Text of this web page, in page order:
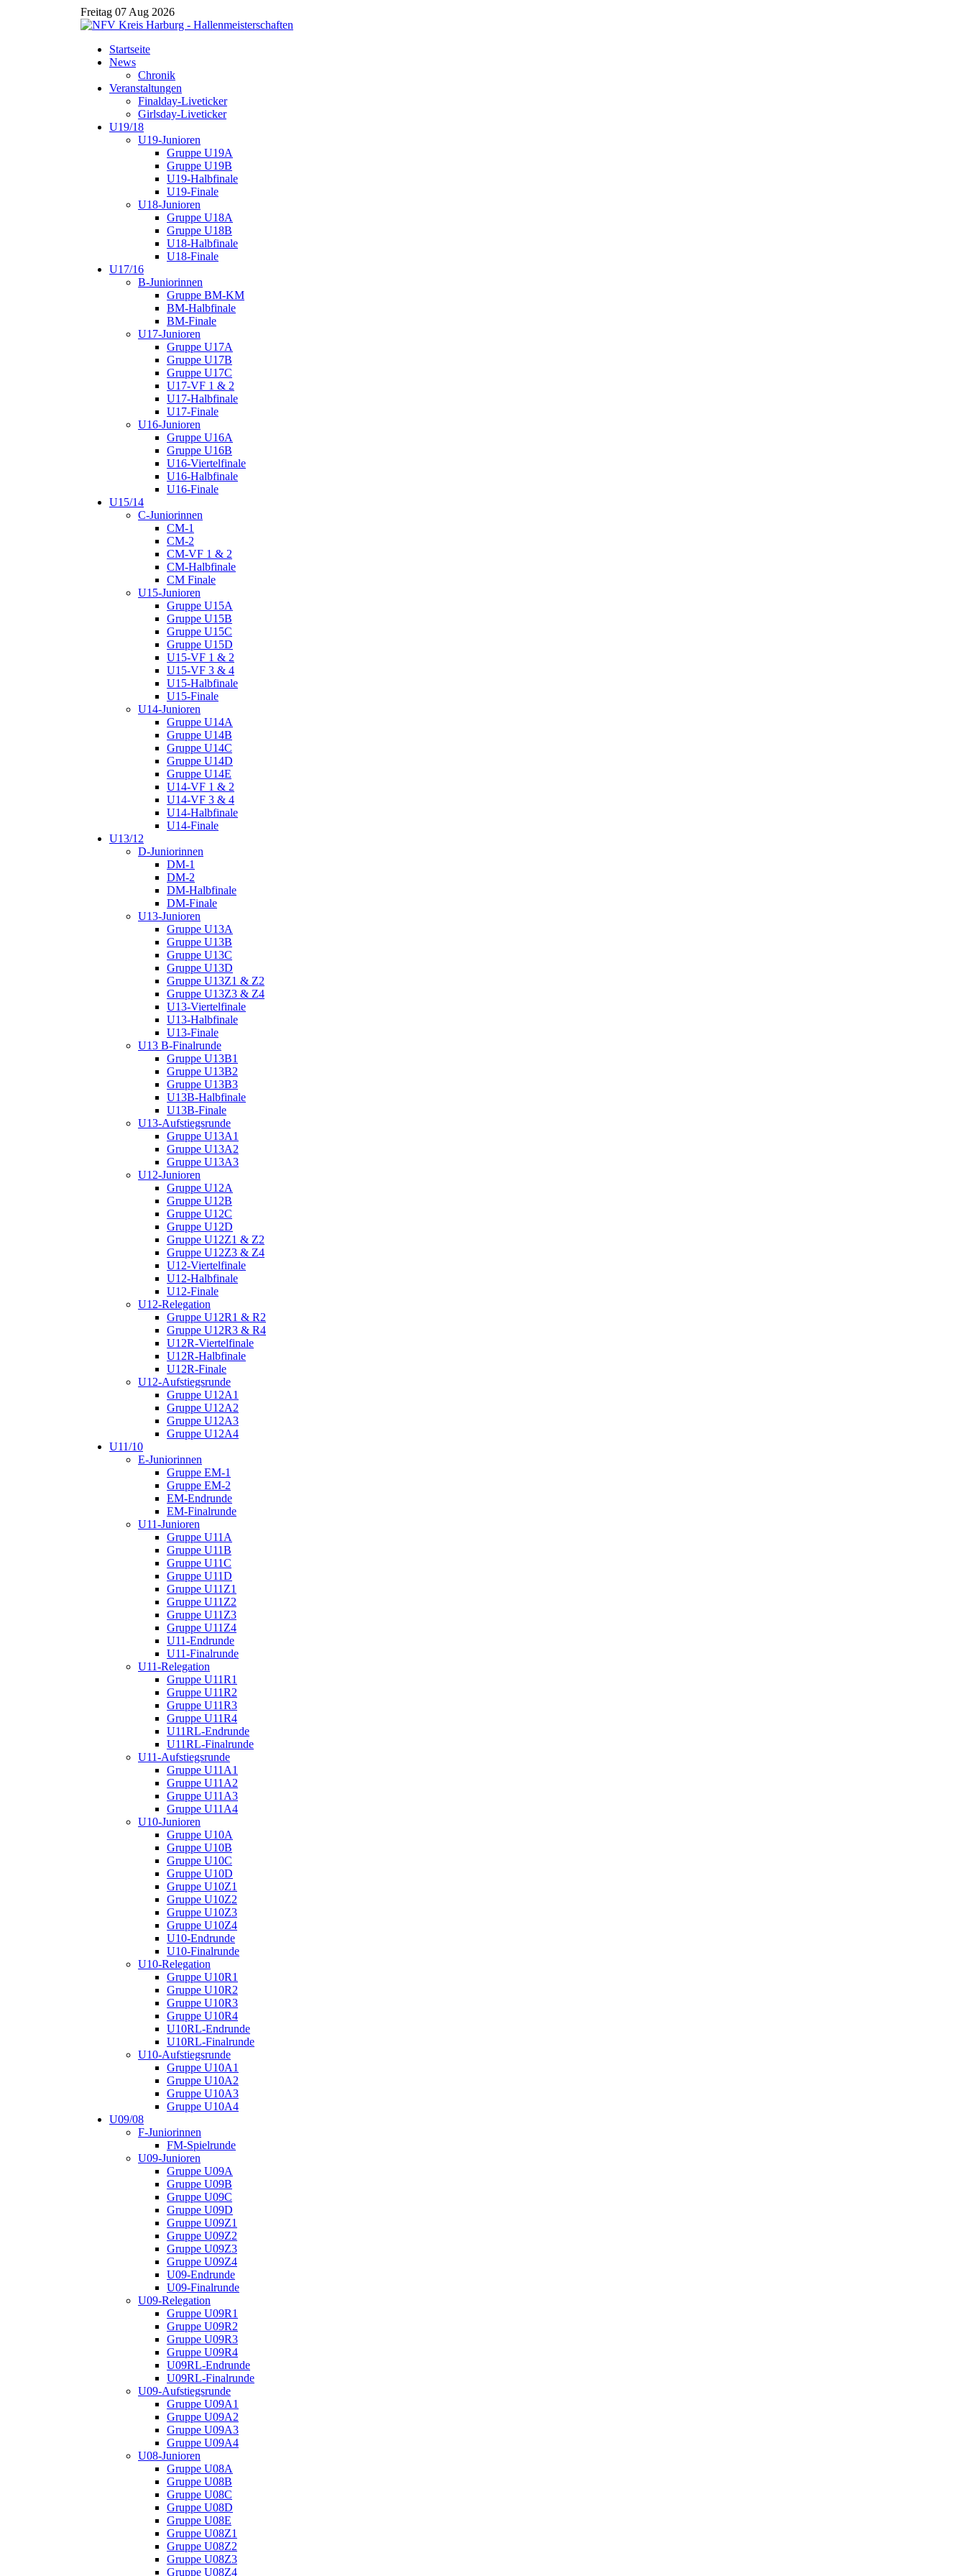
Freitag 07 Aug 2026
Startseite
News
Chronik
Veranstaltungen
Finalday-Liveticker
Girlsday-Liveticker
U19/18
U19-Junioren
Gruppe U19A
Gruppe U19B
U19-Halbfinale
U19-Finale
U18-Junioren
Gruppe U18A
Gruppe U18B
U18-Halbfinale
U18-Finale
U17/16
B-Juniorinnen
Gruppe BM-KM
BM-Halbfinale
BM-Finale
U17-Junioren
Gruppe U17A
Gruppe U17B
Gruppe U17C
U17-VF 1 & 2
U17-Halbfinale
U17-Finale
U16-Junioren
Gruppe U16A
Gruppe U16B
U16-Viertelfinale
U16-Halbfinale
U16-Finale
U15/14
C-Juniorinnen
CM-1
CM-2
CM-VF 1 & 2
CM-Halbfinale
CM Finale
U15-Junioren
Gruppe U15A
Gruppe U15B
Gruppe U15C
Gruppe U15D
U15-VF 1 & 2
U15-VF 3 & 4
U15-Halbfinale
U15-Finale
U14-Junioren
Gruppe U14A
Gruppe U14B
Gruppe U14C
Gruppe U14D
Gruppe U14E
U14-VF 1 & 2
U14-VF 3 & 4
U14-Halbfinale
U14-Finale
U13/12
D-Juniorinnen
DM-1
DM-2
DM-Halbfinale
DM-Finale
U13-Junioren
Gruppe U13A
Gruppe U13B
Gruppe U13C
Gruppe U13D
Gruppe U13Z1 & Z2
Gruppe U13Z3 & Z4
U13-Viertelfinale
U13-Halbfinale
U13-Finale
U13 B-Finalrunde
Gruppe U13B1
Gruppe U13B2
Gruppe U13B3
U13B-Halbfinale
U13B-Finale
U13-Aufstiegsrunde
Gruppe U13A1
Gruppe U13A2
Gruppe U13A3
U12-Junioren
Gruppe U12A
Gruppe U12B
Gruppe U12C
Gruppe U12D
Gruppe U12Z1 & Z2
Gruppe U12Z3 & Z4
U12-Viertelfinale
U12-Halbfinale
U12-Finale
U12-Relegation
Gruppe U12R1 & R2
Gruppe U12R3 & R4
U12R-Viertelfinale
U12R-Halbfinale
U12R-Finale
U12-Aufstiegsrunde
Gruppe U12A1
Gruppe U12A2
Gruppe U12A3
Gruppe U12A4
U11/10
E-Juniorinnen
Gruppe EM-1
Gruppe EM-2
EM-Endrunde
EM-Finalrunde
U11-Junioren
Gruppe U11A
Gruppe U11B
Gruppe U11C
Gruppe U11D
Gruppe U11Z1
Gruppe U11Z2
Gruppe U11Z3
Gruppe U11Z4
U11-Endrunde
U11-Finalrunde
U11-Relegation
Gruppe U11R1
Gruppe U11R2
Gruppe U11R3
Gruppe U11R4
U11RL-Endrunde
U11RL-Finalrunde
U11-Aufstiegsrunde
Gruppe U11A1
Gruppe U11A2
Gruppe U11A3
Gruppe U11A4
U10-Junioren
Gruppe U10A
Gruppe U10B
Gruppe U10C
Gruppe U10D
Gruppe U10Z1
Gruppe U10Z2
Gruppe U10Z3
Gruppe U10Z4
U10-Endrunde
U10-Finalrunde
U10-Relegation
Gruppe U10R1
Gruppe U10R2
Gruppe U10R3
Gruppe U10R4
U10RL-Endrunde
U10RL-Finalrunde
U10-Aufstiegsrunde
Gruppe U10A1
Gruppe U10A2
Gruppe U10A3
Gruppe U10A4
U09/08
F-Juniorinnen
FM-Spielrunde
U09-Junioren
Gruppe U09A
Gruppe U09B
Gruppe U09C
Gruppe U09D
Gruppe U09Z1
Gruppe U09Z2
Gruppe U09Z3
Gruppe U09Z4
U09-Endrunde
U09-Finalrunde
U09-Relegation
Gruppe U09R1
Gruppe U09R2
Gruppe U09R3
Gruppe U09R4
U09RL-Endrunde
U09RL-Finalrunde
U09-Aufstiegsrunde
Gruppe U09A1
Gruppe U09A2
Gruppe U09A3
Gruppe U09A4
U08-Junioren
Gruppe U08A
Gruppe U08B
Gruppe U08C
Gruppe U08D
Gruppe U08E
Gruppe U08Z1
Gruppe U08Z2
Gruppe U08Z3
Gruppe U08Z4